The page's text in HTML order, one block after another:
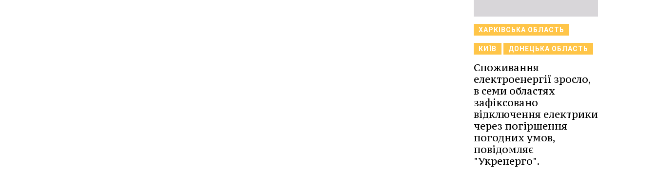
ХАРКІВСЬКА ОБЛАСТЬ
КИЇВ ДОНЕЦЬКА ОБЛАСТЬ
Споживання
електроенергії зросло,
в семи областях
зафіксовано
відключення електрики
через погіршення
погодних умов,
повідомляє
"Укренерго".